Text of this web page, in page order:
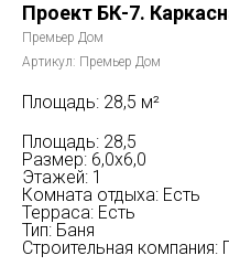
Проект БК-7.
Премьер Дом
Артикул: Премьер Дом
Площадь: 28,5 м²
Площадь: 28,5
Размер: 6,0х6,0
Этажей: 1
Комната отдыха: Есть
Терраса: Есть
Тип: Баня
Строительная